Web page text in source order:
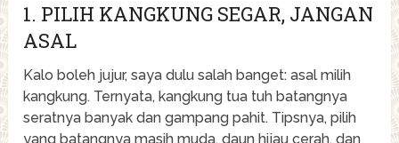
1. PILIH KANGKUNG SEGAR, JANGAN
ASAL
Kalo boleh jujur, saya dulu salah banget: asal milih
kangkung. Ternyata, kangkung tua tuh batangnya
seratnya banyak dan gampang pahit. Tipsnya, pilih
yang batangnya masih muda, daun hijau cerah, dan